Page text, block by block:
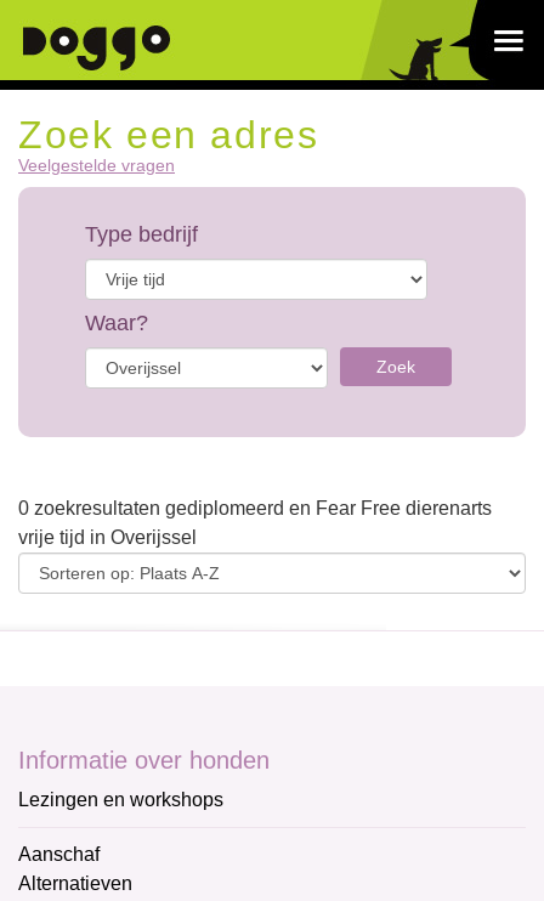
Zoek een adres
Veelgestelde vragen
Type bedrijf
Waar?
Zoek
0 zoekresultaten gediplomeerd en Fear Free dierenarts
vrije tijd in Overijssel
Informatie over honden
Lezingen en workshops
Aanschaf
Alternatieven